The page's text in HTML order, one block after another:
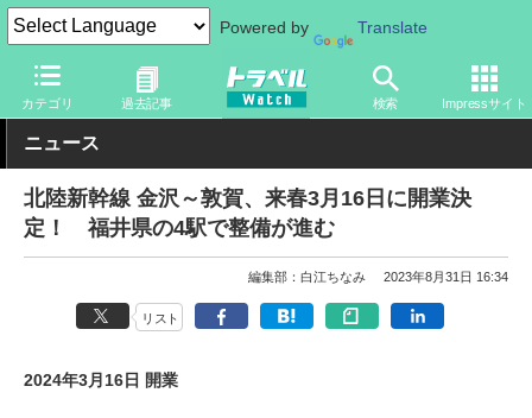
Powered by Translate
カテゴリ 過去記事 検索 Impressサイト
トラベル Watch 旅の方法 鉄旅 駅
ニュース
北陸新幹線 金沢～敦賀、来春3月16日に開業決
定！ 福井県の4駅で整備が進む
編集部：白江ちなみ 2023年8月31日 16:34
リスト
2024年3月16日 開業